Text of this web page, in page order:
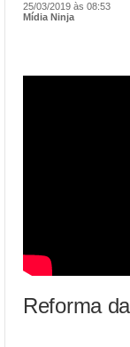
25/03/2019 às 08:53
Mídia Ninja
Reforma